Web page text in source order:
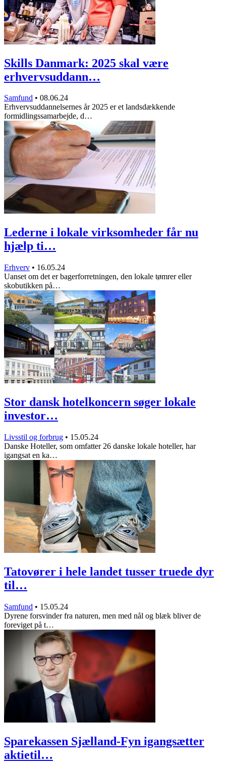
Skills Danmark: 2025 skal være
erhvervsuddann…
Samfund • 08.06.24
Erhvervsuddannelsernes år 2025 er et landsdækkende
formidlingssamarbejde, d…
Lederne i lokale virksomheder får nu
hjælp ti…
Erhverv • 16.05.24
Uanset om det er bagerforretningen, den lokale tømrer eller
skobutikken på…
Stor dansk hotelkoncern søger lokale
investor…
Livsstil og forbrug • 15.05.24
Danske Hoteller, som omfatter 26 danske lokale hoteller, har
igangsat en ka…
Tatovører i hele landet tusser truede dyr
til…
Samfund • 15.05.24
Dyrene forsvinder fra naturen, men med nål og blæk bliver de
foreviget på t…
Sparekassen Sjælland-Fyn igangsætter
aktietil…